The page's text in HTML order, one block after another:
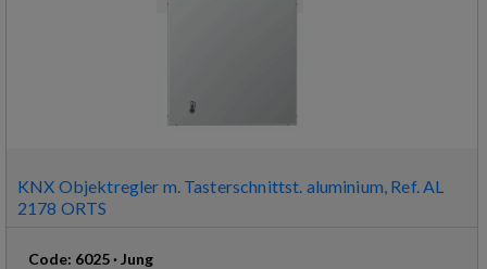
KNX Objektregler m. Tasterschnittst. aluminium, Ref. AL
2178 ORTS
Code: 6025·Jung